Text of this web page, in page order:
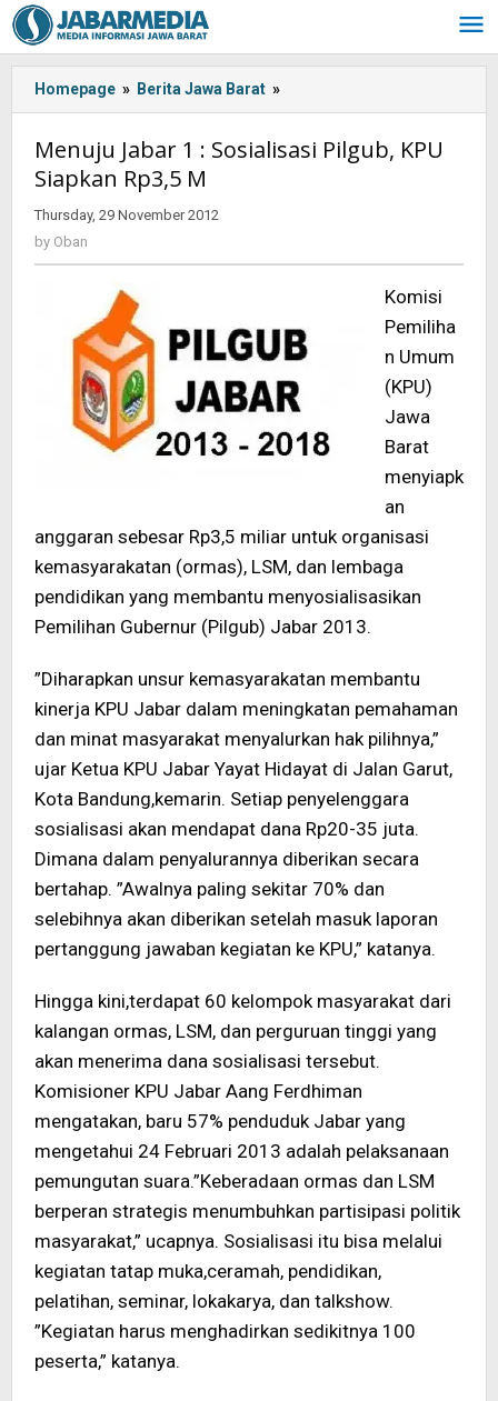
Skip
to
content
Homepage » Berita Jawa Barat »
Jabar
:
Menuju Jabar 1 : Sosialisasi Pilgub, KPU
Siapkan Rp3,5 M
Thursday, 29 November 2012
by Oban
Komisi
Pemiliha
n Umum
(KPU)
Jawa
Barat
menyiapk
an
anggaran sebesar Rp3,5 miliar untuk organisasi
kemasyarakatan (ormas), LSM, dan lembaga
pendidikan yang membantu menyosialisasikan
Pemilihan Gubernur (Pilgub) Jabar 2013.
”Diharapkan unsur kemasyarakatan membantu
kinerja KPU Jabar dalam meningkatan pemahaman
dan minat masyarakat menyalurkan hak pilihnya,”
ujar Ketua KPU Jabar Yayat Hidayat di Jalan Garut,
Kota Bandung,kemarin. Setiap penyelenggara
sosialisasi akan mendapat dana Rp20-35 juta.
Dimana dalam penyalurannya diberikan secara
bertahap. ”Awalnya paling sekitar 70% dan
selebihnya akan diberikan setelah masuk laporan
pertanggung jawaban kegiatan ke KPU,” katanya.
Hingga kini,terdapat 60 kelompok masyarakat dari
kalangan ormas, LSM, dan perguruan tinggi yang
akan menerima dana sosialisasi tersebut.
Komisioner KPU Jabar Aang Ferdhiman
mengatakan, baru 57% penduduk Jabar yang
mengetahui 24 Februari 2013 adalah pelaksanaan
pemungutan suara.”Keberadaan ormas dan LSM
berperan strategis menumbuhkan partisipasi politik
masyarakat,” ucapnya. Sosialisasi itu bisa melalui
kegiatan tatap muka,ceramah, pendidikan,
pelatihan, seminar, lokakarya, dan talkshow.
”Kegiatan harus menghadirkan sedikitnya 100
peserta,” katanya.